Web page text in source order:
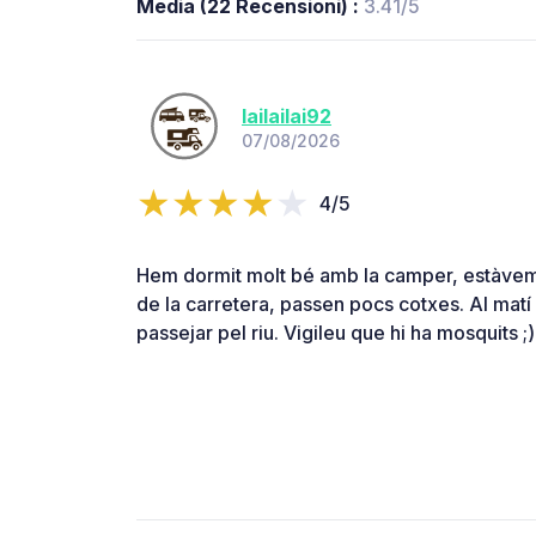
Media (22 Recensioni) : 3.41/5
lailailai92
07/08/2026
4/5
Hem dormit molt bé amb la camper,
de la carretera, passen pocs cotxes. Al
passejar pel riu. Vigileu que hi ha mosquits ;)